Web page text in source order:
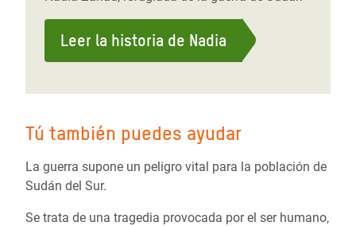
Leer la historia de Nadia
Tú también puedes ayudar
La guerra supone un peligro vital para la población de
Sudán del Sur.
Se trata de una tragedia provocada por el ser humano,